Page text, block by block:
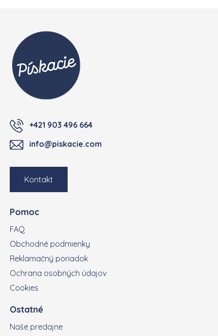
+421 903 496 664
info@piskacie.com
Kontakt
Pomoc
FAQ
Obchodné podmienky
Reklamačný poriadok
Ochrana osobných údajov
Cookies
Ostatné
Naše predajne